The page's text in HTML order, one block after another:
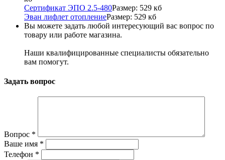
Сертификат ЭПО 2.5-480Размер: 529 кб
Эван лифлет отоплениеРазмер: 529 кб
Вы можете задать любой интересующий вас вопрос по
товару или работе магазина.
Наши квалифицированные специалисты обязательно
вам помогут.
Задать вопрос
Вопрос *
Ваше имя *
Телефон *